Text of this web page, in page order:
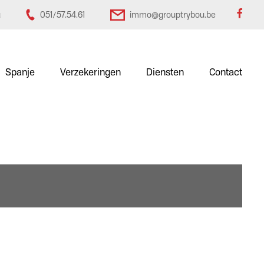
051/57.54.61 immo@grouptrybou.be
Spanje Verzekeringen Diensten Contact